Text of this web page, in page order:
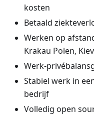
kosten
Betaald
Werken op
Krakau Polen,
Werk-
Stabiel werk in
bedrijf
Volledig open